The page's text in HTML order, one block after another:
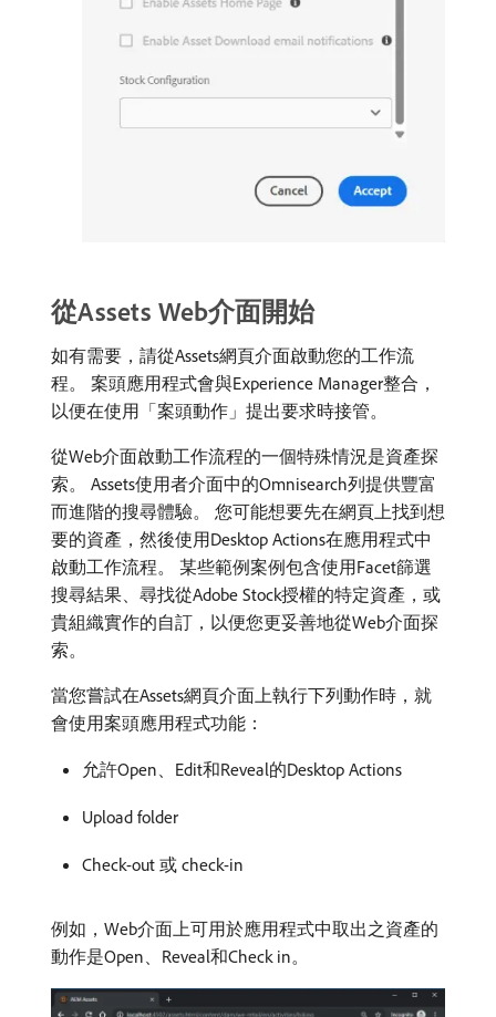
從Assets Web介面開始
如有需要，請從Assets網頁介面啟動您的工作流
程。 案頭應用程式會與Experience Manager整合，
以便在使用「案頭動作」提出要求時接管。
從Web介面啟動工作流程的一個特殊情況是資產探
索。 Assets使用者介面中的Omnisearch列提供豐富
而進階的搜尋體驗。 您可能想要先在網頁上找到想
要的資產，然後使用Desktop Actions在應用程式中
啟動工作流程。 某些範例案例包含使用Facet篩選
搜尋結果、尋找從Adobe Stock授權的特定資產，或
貴組織實作的自訂，以便您更妥善地從Web介面探
索。
當您嘗試在Assets網頁介面上執行下列動作時，就
會使用案頭應用程式功能：
允許Open、Edit和Reveal的Desktop Actions
Upload folder
Check-out 或 check-in
例如，Web介面上可用於應用程式中取出之資產的
動作是Open、Reveal和Check in。